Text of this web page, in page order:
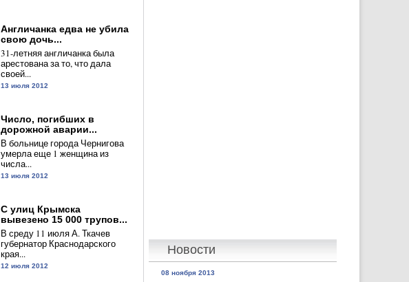
Новости
08 ноября 2013
Англичанка едва не убила
свою дочь...
31-летняя англичанка была
арестована за то, что дала
своей...
13 июля 2012
Число, погибших в
дорожной аварии...
В больнице города Чернигова
умерла еще 1 женщина из
числа...
13 июля 2012
С улиц Крымска
вывезено 15 000 трупов...
В среду 11 июля А. Ткачев
губернатор Краснодарского
края...
12 июля 2012